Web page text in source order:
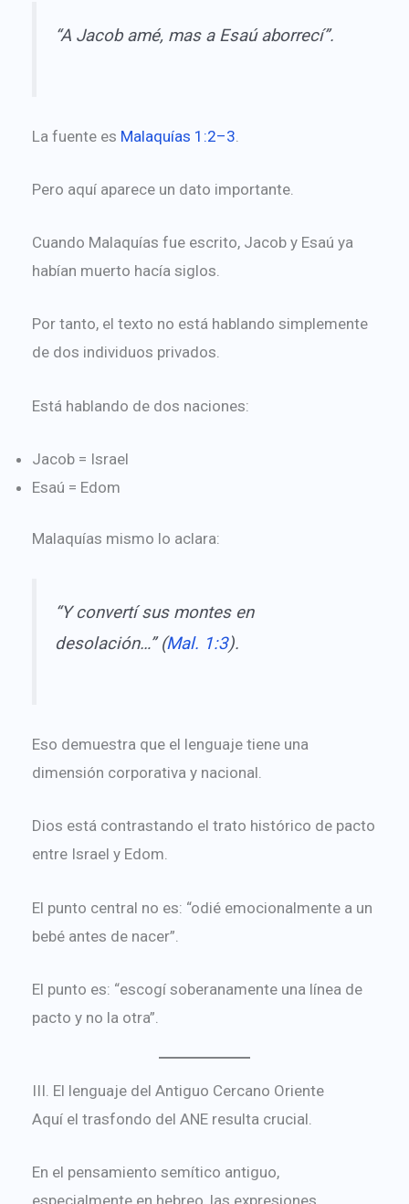
“A Jacob amé, mas a Esaú aborrecí”.
La fuente es Malaquías 1:2–3
Pero aquí aparece un dato importante.
Cuando Malaquías fue escrito, Jacob y Esaú ya
habían muerto hacía siglos.
Por tanto, el texto no está hablando simplemente
de dos individuos privados.
Está hablando de dos naciones:
Jacob = Israel
Esaú = Edom
Malaquías mismo lo aclara:
“Y convertí sus montes en
desolación…” (Mal. 1:3).
Eso demuestra que el lenguaje tiene una
dimensión corporativa y nacional.
Dios está contrastando el trato histórico de pacto
entre Israel y Edom.
El punto central no es: “odié emocionalmente a un
bebé antes de nacer”.
El punto es: “escogí soberanamente una línea de
pacto y no la otra”.
III. El lenguaje del Antiguo Cercano Oriente
Aquí el trasfondo del ANE resulta crucial.
En el pensamiento semítico antiguo,